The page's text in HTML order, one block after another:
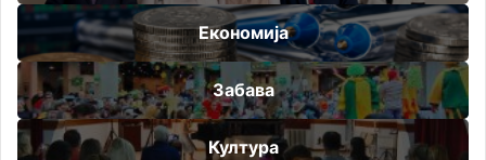
Економија
Забава
Култура